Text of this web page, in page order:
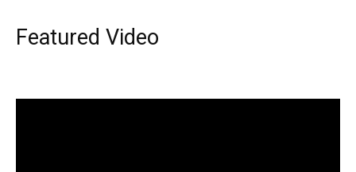
Featured Video